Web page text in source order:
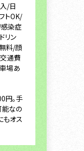
/日
トOK/
染症
リン
料/顔
通費
場あ
円。手
能なの
もオス